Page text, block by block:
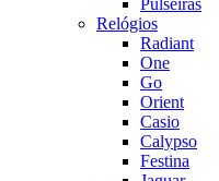
Relógios
Radiant
One
Go
Orient
Casio
Calypso
Festina